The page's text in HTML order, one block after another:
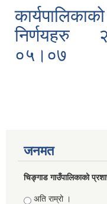
कार्यपालिकाको
निर्णयहरु
०५।०७
जनमत
चिङ्गाड गाउँपालिकाको
Choices
अति राम्रो ।